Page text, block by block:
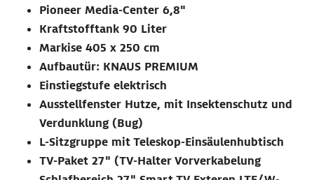
Pioneer Media-Center 6,8"
Kraftstofftank 90 Liter
Markise 405 x 250 cm
Aufbautür: KNAUS PREMIUM
Einstiegstufe elektrisch
Ausstellfenster Hutze, mit Insektenschutz und
Verdunklung (Bug)
L-Sitzgruppe mit Teleskop-Einsäulenhubtisch
TV-Paket 27" (TV-Halter Vorverkabelung